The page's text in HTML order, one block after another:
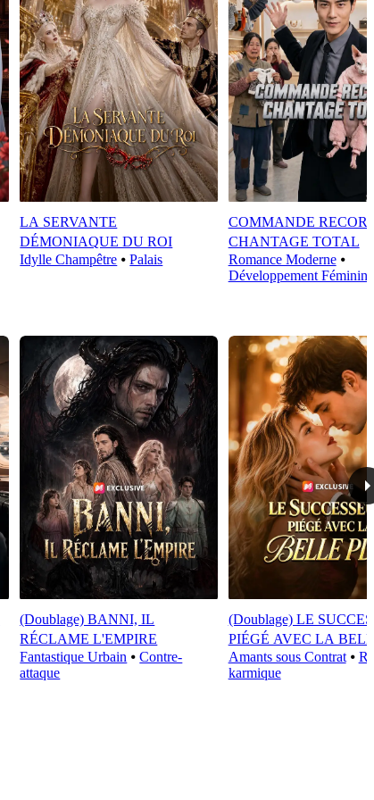
LA SERVANTE
DÉMONIAQUE DU ROI
Idylle Champêtre ⦁Palais
COMMANDE
CHANTAGE TOTAL
Romance Moderne⦁
Développement Féminin
(Doublage) BANNI, IL
RÉCLAME L'EMPIRE
Fantastique Urbain ⦁Contre-
attaque
(Doublage) LE
PIÉGÉ AVEC LA
Amants sous Contrat⦁
karmique